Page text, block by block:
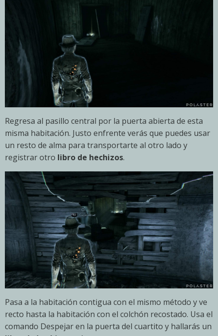
Regresa al pasillo central por la puerta abierta de esta
misma habitación. Justo enfrente verás que puedes usar
un resto de alma para transportarte al otro lado y
registrar otro libro de hechizos.
Pasa a la habitación contigua con el mismo método y ve
recto hasta la habitación con el colchón recostado. Usa el
comando Despejar en la puerta del cuartito y hallarás un